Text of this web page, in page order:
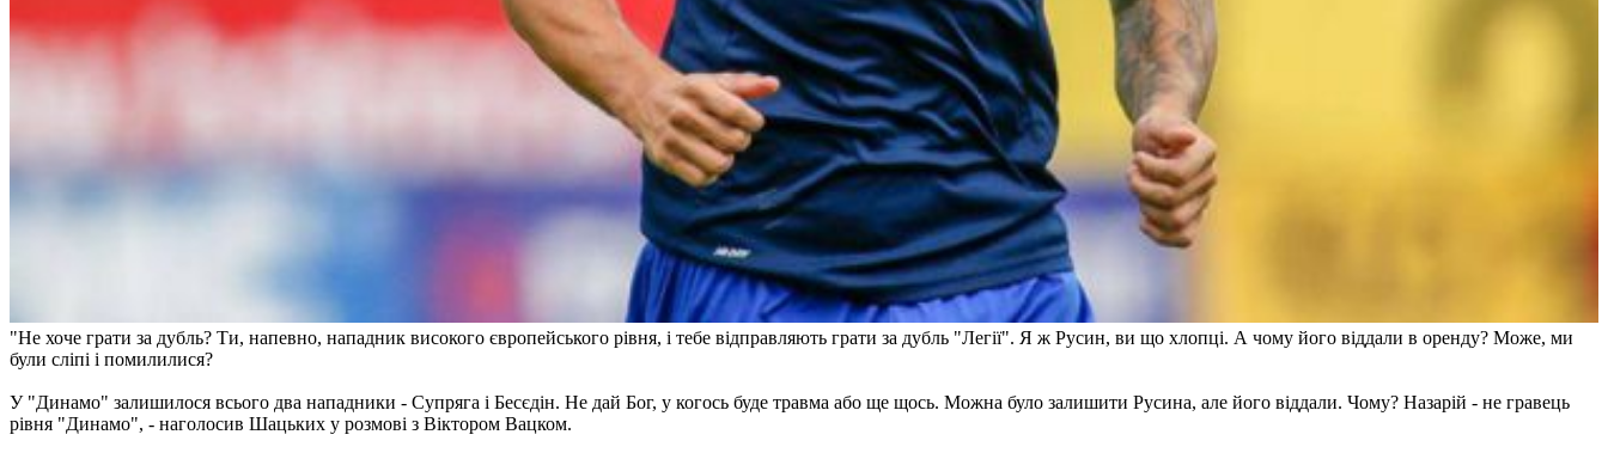
"Не хоче грати за дубль? Ти, напевно, нападник високого європейського рівня, і тебе відправляють грати за дубль "Легії". Я ж Русин, ви що хлопці. А чому його віддали в оренду? Може, ми
були сліпі і помилилися?
У "Динамо" залишилося всього два нападники - Супряга і Бесєдін. Не дай Бог, у когось буде травма або ще щось. Можна було залишити Русина, але його віддали. Чому? Назарій - не гравець
рівня "Динамо", - наголосив Шацьких у розмові з Віктором Вацком.